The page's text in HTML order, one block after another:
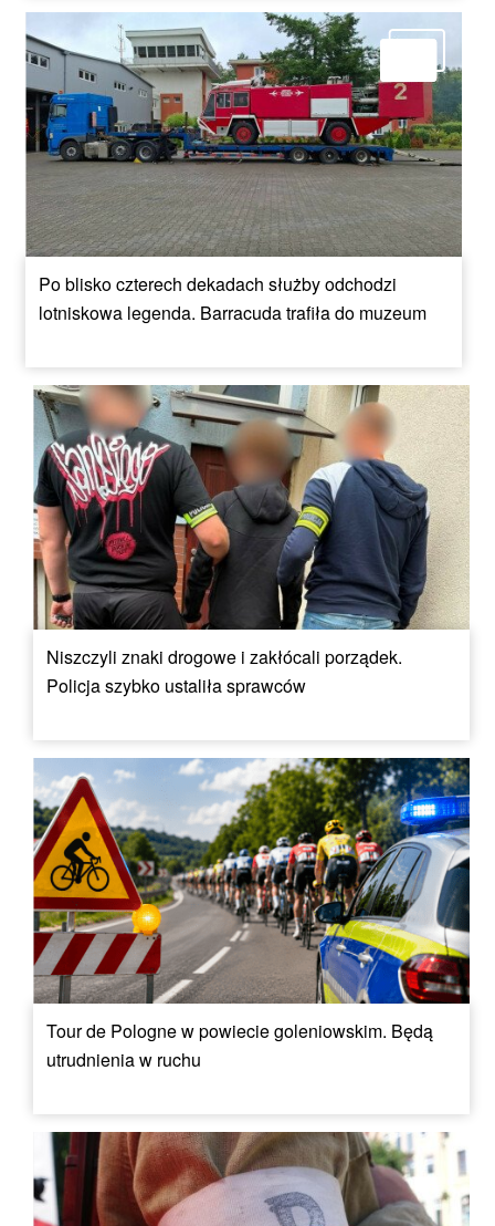
Po blisko czterech dekadach służby odchodzi
lotniskowa legenda. Barracuda trafiła do muzeum
Niszczyli znaki drogowe i zakłócali porządek.
Policja szybko ustaliła sprawców
Tour de Pologne w powiecie goleniowskim. Będą
utrudnienia w ruchu